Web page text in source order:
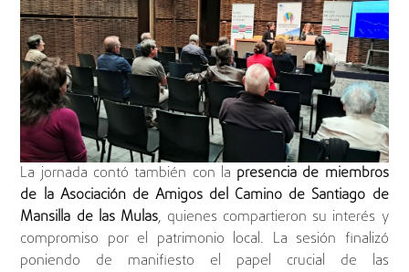
La jornada contó también con la presencia de miembros
de la Asociación de Amigos del Camino de Santiago de
Mansilla de las Mulas, quienes compartieron su interés y
compromiso por el patrimonio local. La sesión finalizó
poniendo de manifiesto el papel crucial de las